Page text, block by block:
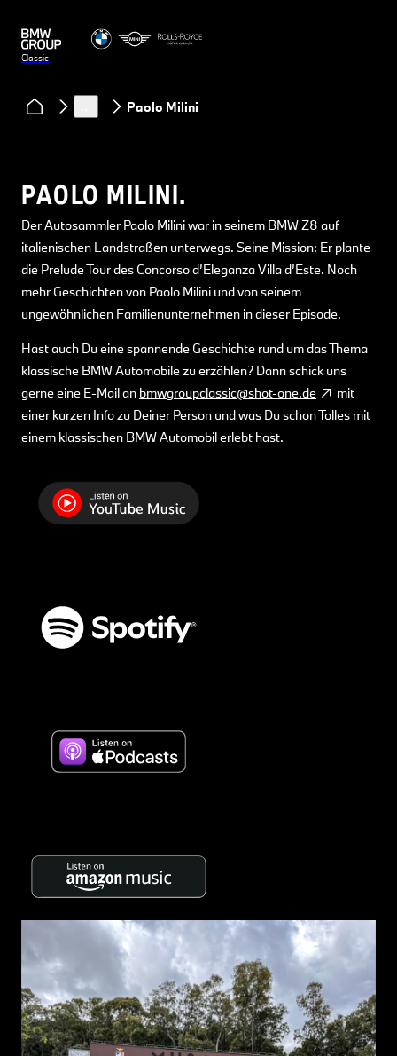
Classic
Clubs & Community
Podcast Classic Heart
Paolo Milini
PAOLO MILINI.
Der Autosammler Paolo Milini war in seinem BMW Z8 auf
italienischen Landstraßen unterwegs. Seine Mission: Er plante
die Prelude Tour des Concorso d’Eleganza Villa d’Este. Noch
mehr Geschichten von Paolo Milini und von seinem
ungewöhnlichen Familienunternehmen in dieser Episode.
Hast auch Du eine spannende Geschichte rund um das Thema
klassische BMW Automobile zu erzählen? Dann schick uns
gerne eine E-Mail an bmwgroupclassic@shot-one.de
mit
einer kurzen Info zu Deiner Person und was Du schon Tolles mit
einem klassischen BMW Automobil erlebt hast.